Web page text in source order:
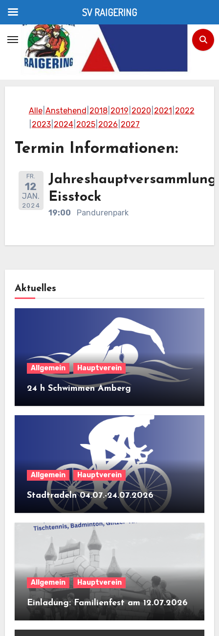
Inhalt
springen
Termine
Home Termine
Alle Anstehend 2018 2019 2020 2021 2022
2023 2024 2025 2026 2027
Termin Informationen:
FR.
12
JAN.
2024
Jahreshauptversammlung
Eisstock
19:00 Pandurenpark
Aktuelles
Allgemein Hauptverein
24 h Schwimmen Amberg
Allgemein Hauptverein
Stadtradeln 04.07.-24.07.2026
Allgemein Hauptverein
Einladung: Familienfest am 12.07.2026
SV RAIGERING